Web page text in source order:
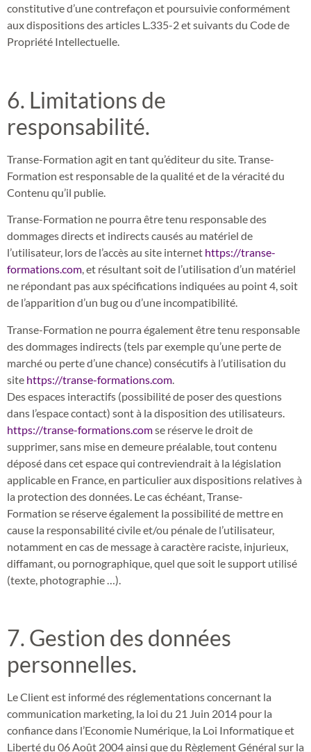
constitutive d’une contrefaçon et poursuivie conformément
aux dispositions des articles L.335-2 et suivants du Code de
Propriété Intellectuelle.
6. Limitations de
responsabilité.
Transe-Formation agit en tant qu’éditeur du site. Transe-
Formation est responsable de la qualité et de la véracité du
Contenu qu’il publie.
Transe-Formation ne pourra être tenu responsable des
dommages directs et indirects causés au matériel de
l’utilisateur, lors de l’accès au site internet https://transe-
formations.com, et résultant soit de l’utilisation d’un matériel
ne répondant pas aux spécifications indiquées au point 4, soit
de l’apparition d’un bug ou d’une incompatibilité.
Transe-Formation ne pourra également être tenu responsable
des dommages indirects (tels par exemple qu’une perte de
marché ou perte d’une chance) consécutifs à l’utilisation du
site https://transe-formations.com
Des espaces interactifs (possibilité de poser des questions
dans l’espace contact) sont à la disposition des utilisateurs.
https://transe-formations.comse réserve le droit de
supprimer, sans mise en demeure préalable, tout contenu
déposé dans cet espace qui contreviendrait à la législation
applicable en France, en particulier aux dispositions relatives à
la protection des données. Le cas échéant, Transe-
Formation se réserve également la possibilité de mettre en
cause la responsabilité civile et/ou pénale de l’utilisateur,
notamment en cas de message à caractère raciste, injurieux,
diffamant, ou pornographique, quel que soit le support utilisé
(texte, photographie …).
7. Gestion des données
personnelles.
Le Client est informé des réglementations concernant la
communication marketing, la loi du 21 Juin 2014 pour la
confiance dans l’Economie Numérique, la Loi Informatique et
Liberté du 06 Août 2004 ainsi que du Règlement Général sur la